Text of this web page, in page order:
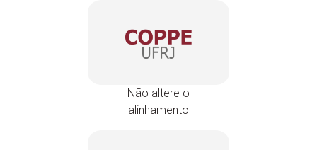
Não altere o
alinhamento